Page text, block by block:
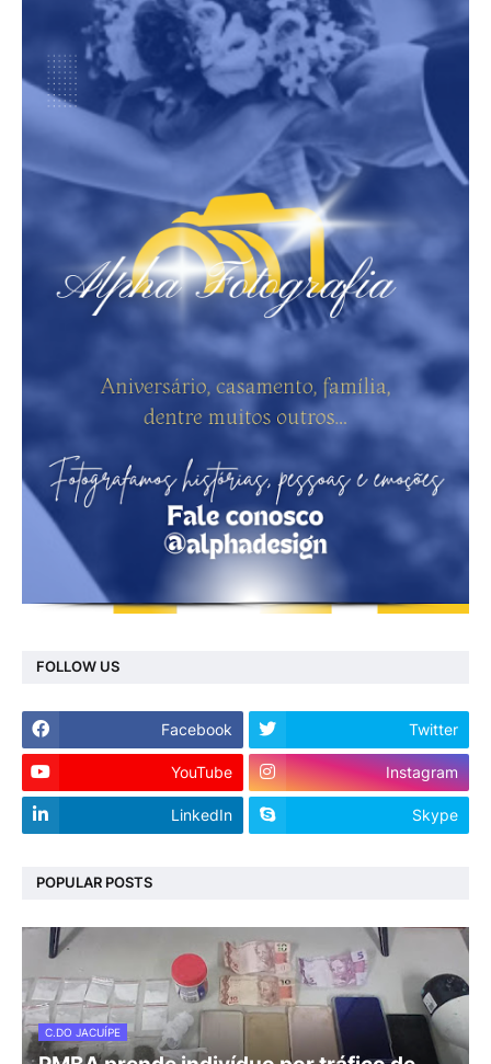
FOLLOW US
Facebook Twitter
YouTube Instagram
LinkedIn Skype
POPULAR POSTS
C.DO JACUÍPE